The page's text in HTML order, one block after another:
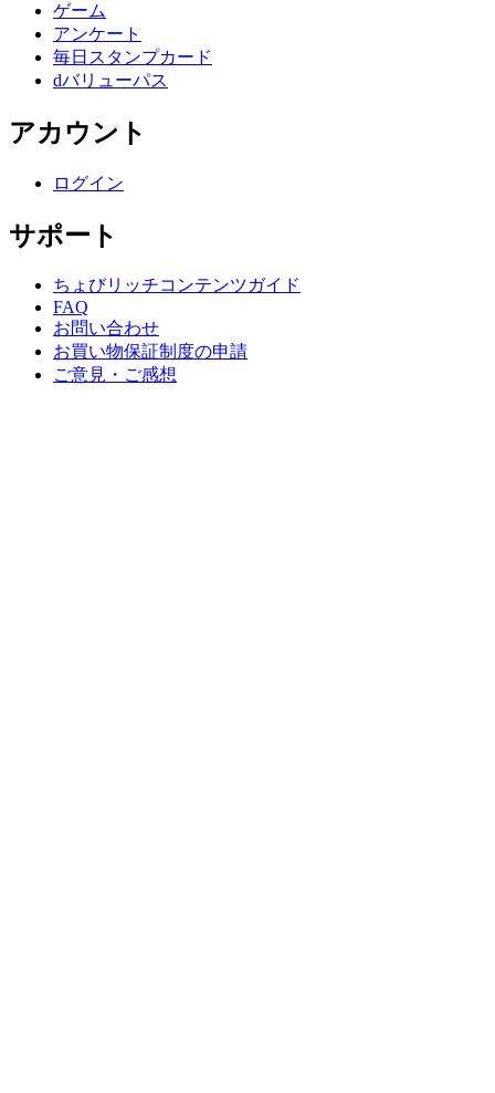
ゲーム
アンケート
毎日スタンプカード
dバリューパス
アカウント
ログイン
サポート
ちょびリッチコンテンツガイド
FAQ
お問い合わせ
お買い物保証制度の申請
ご意見・ご感想